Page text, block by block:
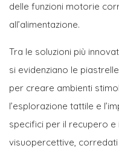
delle funzioni motorie
all’alimentazione.
Tra le soluzioni più
si evidenziano le
per creare ambienti
l’esplorazione tattile e
specifici per il recupero
visuopercettive,